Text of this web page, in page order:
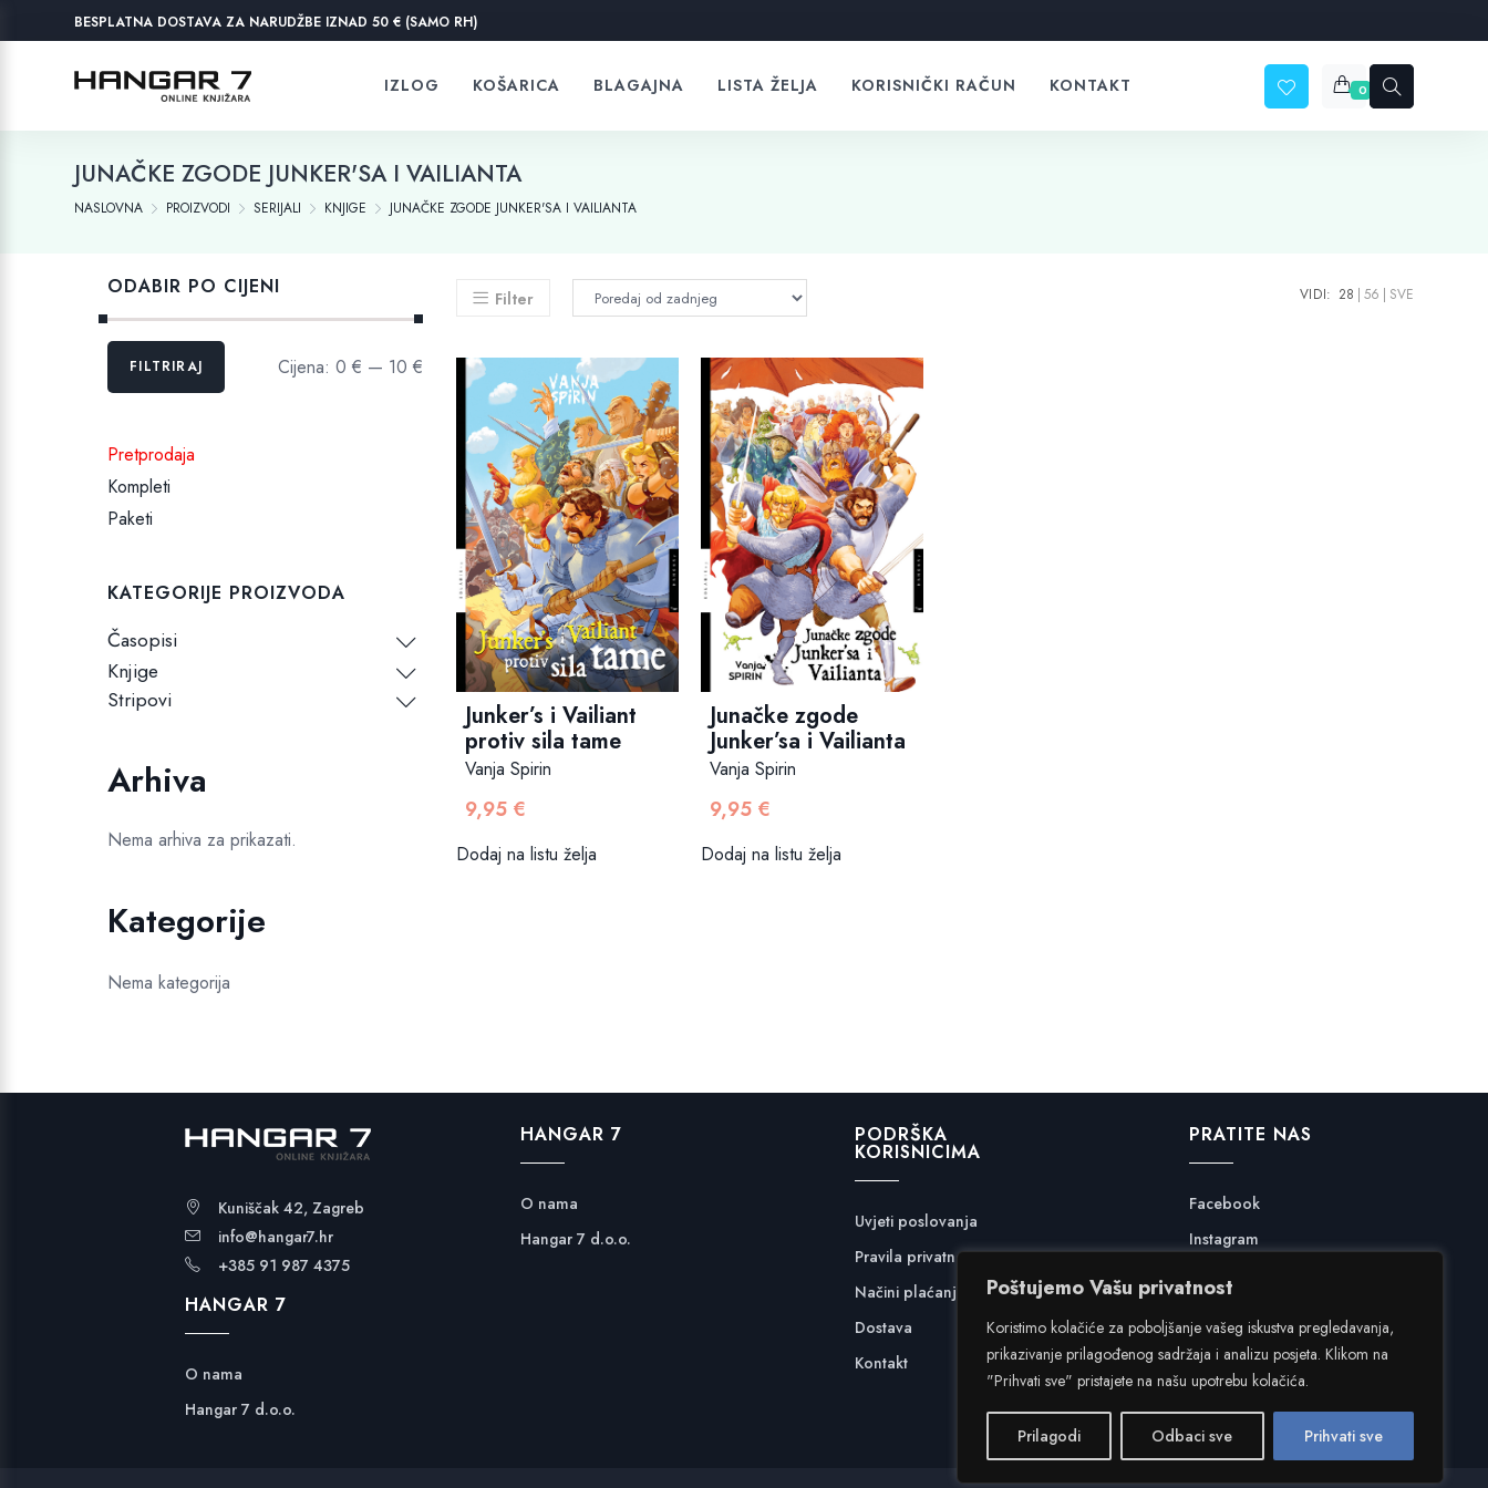
Poštujemo Vašu privatnost
Koristimo kolačiće za poboljšanje vašeg iskustva pregledavanja,
prikazivanje prilagođenog sadržaja i analizu posjeta. Klikom na
"Prihvati sve" pristajete na našu upotrebu kolačića.
Prilagodi Odbaci sve Prihvati sve
BESPLATNA DOSTAVA ZA NARUDŽBE IZNAD 50 € (SAMO RH)
IZLOG KOŠARICA BLAGAJNA LISTA ŽELJA KORISNIČKI RAČUN KONTAKT 0
JUNAČKE ZGODE JUNKER'SA I VAILIANTA
NASLOVNA PROIZVODI SERIJALI KNJIGE JUNAČKE ZGODE JUNKER'SA I VAILIANTA
Filter VIDI: 28 56 SVE
Junker’s i Vailiant
protiv sila tame
Vanja Spirin
9,95 €
Dodaj na listu želja
Junačke zgode
Junker’sa i Vailianta
Vanja Spirin
9,95 €
Dodaj na listu želja
ODABIR PO CIJENI
Min
MaksFILTRIRAJ Cijena: 0 € — 10 €
Pretprodaja
Kompleti
Paketi
KATEGORIJE PROIZVODA
Časopisi
Knjige
Stripovi
Arhiva
Nema arhiva za prikazati.
Kategorije
Nema kategorija
Kuniščak 42, Zagreb
info@hangar7.hr
+385 91 987 4375
HANGAR 7
O nama
Hangar 7 d.o.o.
HANGAR 7
O nama
Hangar 7 d.o.o.
PODRŠKA
KORISNICIMA
Uvjeti poslovanja
Pravila privatnosti
Načini plaćanja
Dostava
Kontakt
PRATITE NAS
Facebook
Instagram